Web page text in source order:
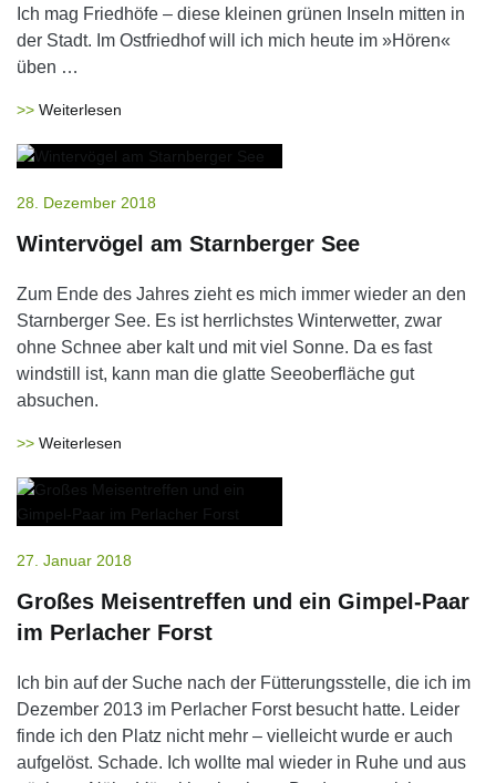
Ich mag Friedhöfe – diese kleinen grünen Inseln mitten in
der Stadt. Im Ostfriedhof will ich mich heute im »Hören«
üben …
Weiterlesen
28. Dezember 2018
Wintervögel am Starnberger See
Zum Ende des Jahres zieht es mich immer wieder an den
Starnberger See. Es ist herrlichstes Winterwetter, zwar
ohne Schnee aber kalt und mit viel Sonne. Da es fast
windstill ist, kann man die glatte Seeoberfläche gut
absuchen.
Weiterlesen
27. Januar 2018
Großes Meisentreffen und ein Gimpel-Paar
im Perlacher Forst
Ich bin auf der Suche nach der Fütterungsstelle, die ich im
Dezember 2013 im Perlacher Forst besucht hatte. Leider
finde ich den Platz nicht mehr – vielleicht wurde er auch
aufgelöst. Schade. Ich wollte mal wieder in Ruhe und aus